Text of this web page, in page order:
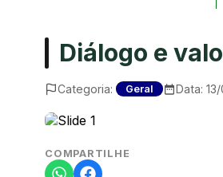
Diálogo e
Categoria: Geral Data:
COMPARTILHE